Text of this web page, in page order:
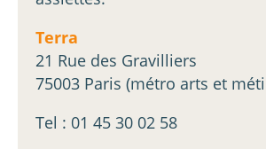
Terra
21 Rue des Gravilliers
75003 Paris (métro arts et
Tel : 01 45 30 02 58